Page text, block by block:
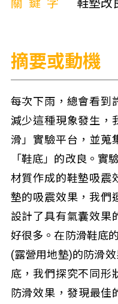
關鍵字
鞋墊改
摘要或動機
每次下雨，總會看到
減少這種現象發生，
滑」實驗平台，並蒐
「鞋底」的改良。實
材質作成的鞋墊吸震
墊的吸震效果，我們
設計了具有氣囊效果
好很多。在防滑鞋底
(露營用地墊)的防滑
底，我們探究不同形
防滑效果，發現最佳